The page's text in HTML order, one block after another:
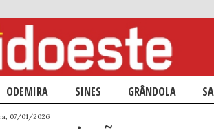
O CONTEÚDO PRIMÁRIO
O CONTEÚDO SECUNDÁRIO
ODEMIRA SINES GRÂNDOLA
07/01/2026